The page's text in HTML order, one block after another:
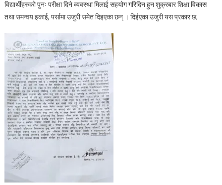
विद्यार्थीहरुको पुनः परीक्षा दिने व्यवस्था मिलाई सहयोग गरिदिन हुन शुक्रबार शिक्षा विकास
तथा समन्वय इकाई, पर्सामा उजुरी समेत दिइएका छन् । दिईएका उजुरी यस प्रकार छ;